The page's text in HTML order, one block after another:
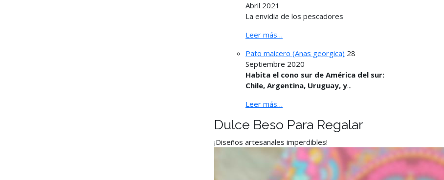
Abril 2021
La envidia de los pescadores
Leer más…
Pato maicero (Anas georgica) 28
Septiembre 2020
Habita el cono sur de América del sur:
Chile, Argentina, Uruguay, y...
Leer más…
Dulce Beso Para Regalar
¡Diseños artesanales imperdibles!